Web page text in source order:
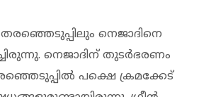
നെജാദിനെ
നെജാദിന് തുടര്‍ഭരണം
പക്ഷെ ക്രമക്കേട്